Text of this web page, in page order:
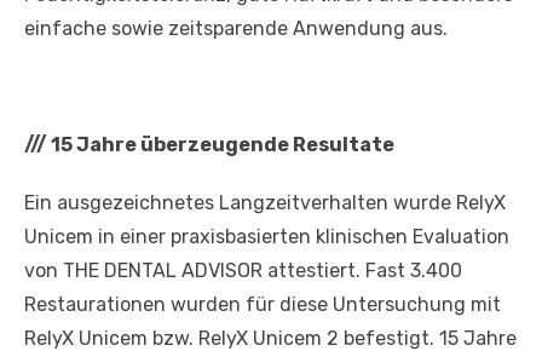
einfache sowie zeitsparende Anwendung aus.
/// 15 Jahre überzeugende Resultate
Ein ausgezeichnetes Langzeitverhalten wurde RelyX
Unicem in einer praxisbasierten klinischen Evaluation
von THE DENTAL ADVISOR attestiert. Fast 3.400
Restaurationen wurden für diese Untersuchung mit
RelyX Unicem bzw. RelyX Unicem 2 befestigt. 15 Jahre